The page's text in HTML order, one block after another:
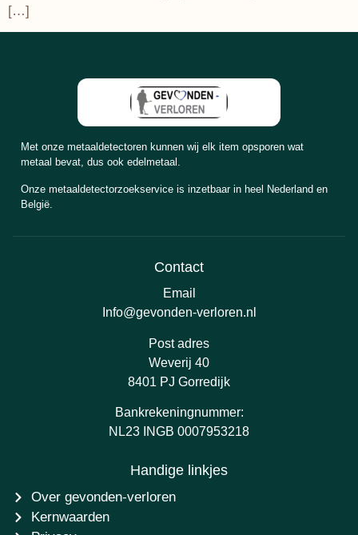
[…]
Met onze metaaldetectoren kunnen wij elk item opsporen wat
metaal bevat, dus ook edelmetaal.
Onze metaaldetectorzoekservice is inzetbaar in heel Nederland en
België.
Contact
Email
Info@gevonden-verloren.nl
Post adres
Weverij 40
8401 PJ Gorredijk
Bankrekeningnummer:
NL23 INGB 0007953218
Handige linkjes
Over gevonden-verloren
Kernwaarden